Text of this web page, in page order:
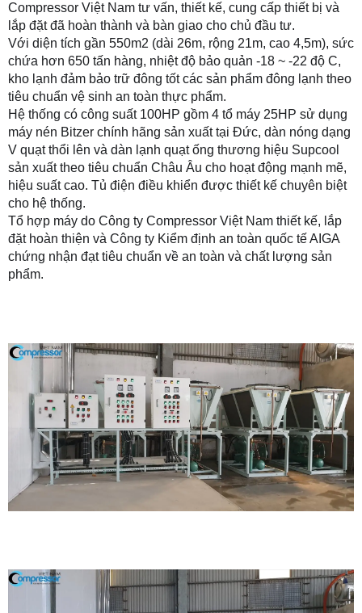
Compressor Việt Nam tư vấn, thiết kế, cung cấp thiết bị và
lắp đặt đã hoàn thành và bàn giao cho chủ đầu tư.
Với diện tích gần 550m2 (dài 26m, rộng 21m, cao 4,5m), sức
chứa hơn 650 tấn hàng, nhiệt độ bảo quản -18 ~ -22 độ C,
kho lạnh đảm bảo trữ đông tốt các sản phẩm đông lạnh theo
tiêu chuẩn vệ sinh an toàn thực phẩm.
Hệ thống có công suất 100HP gồm 4 tổ máy 25HP sử dụng
máy nén Bitzer chính hãng sản xuất tại Đức, dàn nóng dạng
V quạt thổi lên và dàn lạnh quạt ống thương hiệu Supcool
sản xuất theo tiêu chuẩn Châu Âu cho hoạt động mạnh mẽ,
hiệu suất cao. Tủ điện điều khiển được thiết kế chuyên biệt
cho hệ thống.
Tổ hợp máy do Công ty Compressor Việt Nam thiết kế, lắp
đặt hoàn thiện và Công ty Kiểm định an toàn quốc tế AIGA
chứng nhận đạt tiêu chuẩn về an toàn và chất lượng sản
phẩm.